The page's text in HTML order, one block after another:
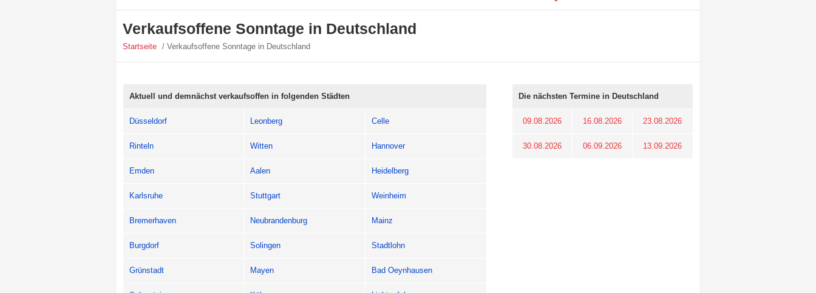
Verkaufsoffene Sonntage in Deutschland
Startseite / Verkaufsoffene Sonntage in Deutschland
Aktuell und demnächst verkaufsoffen in folgenden Städten
Düsseldorf Leonberg Celle
Rinteln Witten Hannover
Emden Aalen Heidelberg
Karlsruhe Stuttgart Weinheim
Bremerhaven Neubrandenburg Mainz
Burgdorf Solingen Stadtlohn
Grünstadt Mayen Bad Oeynhausen
Die nächsten Termine in Deutschland
09.08.2026 16.08.2026 23.08.2026
30.08.2026 06.09.2026 13.09.2026